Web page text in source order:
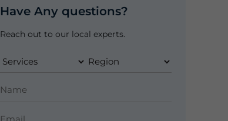
Have Any questions?
Reach out to our local experts.